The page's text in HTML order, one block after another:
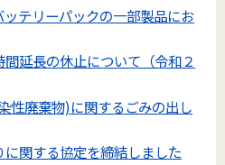
テリーパックの一部製品にお
延長の休止について（令和２
性廃棄物)に関するごみの出し
関する協定を締結しました